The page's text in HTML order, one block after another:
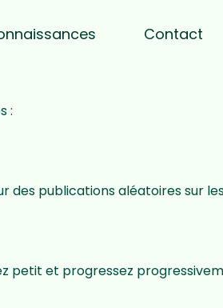
Contact
:
publications aléatoires sur
petit et progressez